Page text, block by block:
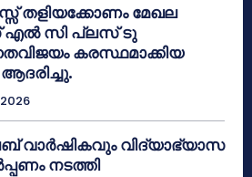
തളിയക്കോണം മേഖല
എൽ സി പ്ലസ് ടു
കരസ്ഥമാക്കിയ
വാർഷികവും വിദ്യാഭ്യാസ
നടത്തി